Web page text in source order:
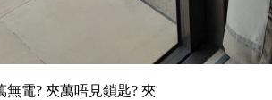
無電? 夾萬唔見鎖匙? 夾